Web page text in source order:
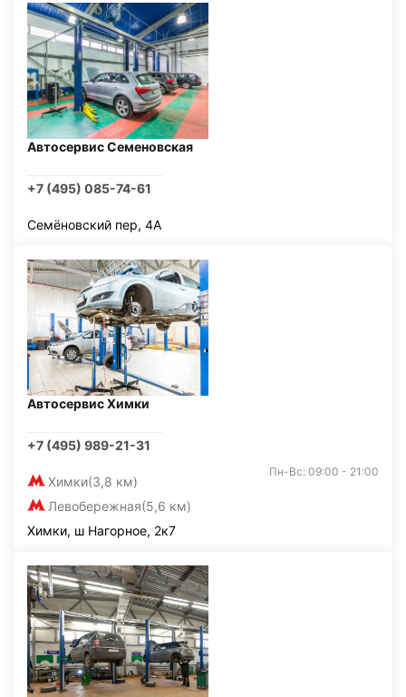
Автосервис Семеновская
+7 (495) 085-74-61
Семёновский пер, 4А
Автосервис Химки
+7 (495) 989-21-31
Химки(3,8 км)
Левобережная(5,6 км)
Пн-Вс: 09:00 - 21:00
Химки, ш Нагорное, 2к7